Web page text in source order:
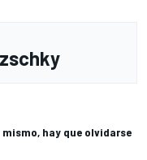
hay que olvidarse